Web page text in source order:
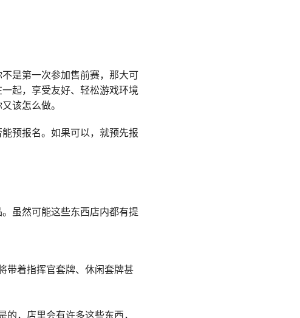
是第一次参加售前赛，那大可
起，享受友好、轻松游戏环境
该怎么做。
预报名。如果可以，就预先报
虽然可能这些东西店内都有提
带着指挥官套牌、休闲套牌甚
，店里会有许多这些东西，